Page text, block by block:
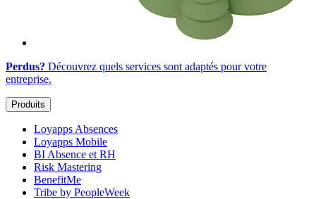
Perdus? Découvrez quels services sont adaptés pour votre
entreprise.
Produits
Loyapps Absences
Loyapps Mobile
BI Absence et RH
Risk Mastering
BenefitMe
Tribe by PeopleWeek